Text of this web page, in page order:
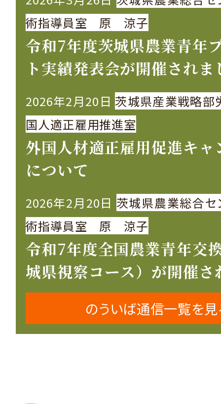
術指導員室 原 涼子
令和7年度茨城県農業青年
ト実績発表会が開催されま
2026年2月20日 茨城県産業戦略部
国人適正雇用推進室
外国人材適正雇用促進キャ
について
2026年2月20日 茨城県農業総合セ
術指導員室 原 涼子
令和7年度全国農業青年交
城県視察コース）が開催さ
のういば通信一覧を